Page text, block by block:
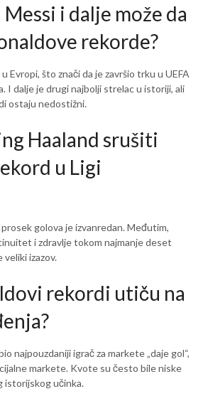
i dalje može da
rekorde?
Evropi, što znači da je završio trku u UEFA
I dalje je drugi najbolji strelac u istoriji, ali
ostaju nedostižni.
Haaland srušiti
u Ligi
golova je izvanredan. Međutim,
i zdravlje tokom najmanje deset
veliki izazov.
rekordi utiču na
najpouzdaniji igrač za markete „daje gol“,
markete. Kvote su često bile niske
istorijskog učinka.